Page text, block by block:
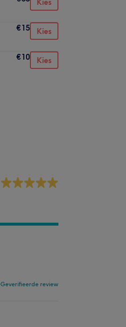
€15 Kies
€10 Kies
Geverifieerde review